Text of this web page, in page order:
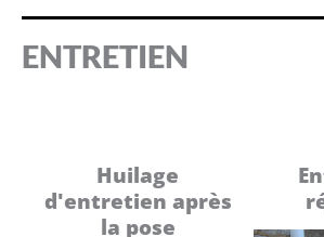
ENTRETIEN
Huilage
d'entretien après
la pose